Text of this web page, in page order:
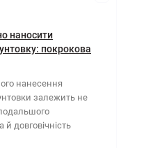
папір
наносити
покрокова
нанесення
залежить не
довговічність